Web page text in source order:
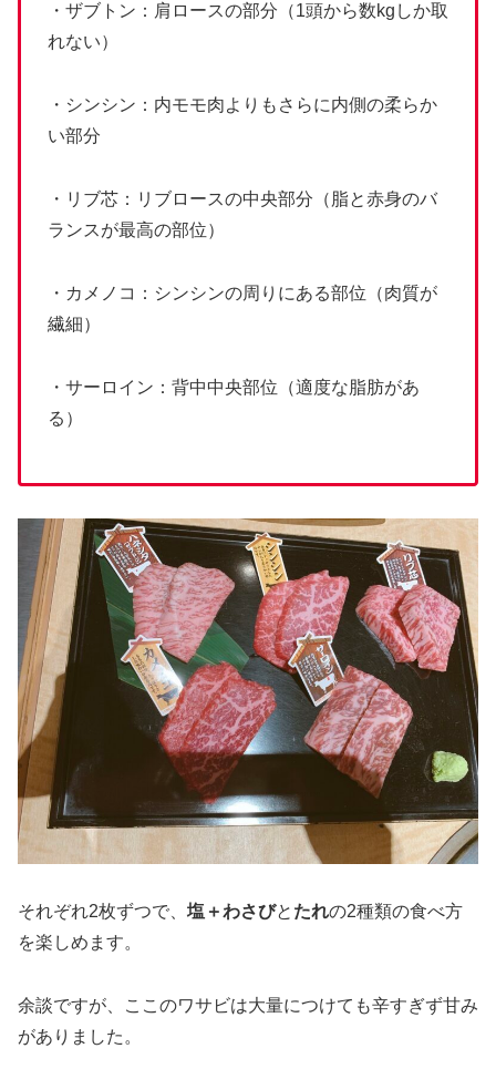
・ザブトン：肩ロースの部分（1頭から数kgしか取
れない）
・シンシン：内モモ肉よりもさらに内側の柔らか
い部分
・リブ芯：リブロースの中央部分（脂と赤身のバ
ランスが最高の部位）
・カメノコ：シンシンの周りにある部位（肉質が
繊細）
・サーロイン：背中中央部位（適度な脂肪があ
る）
それぞれ2枚ずつで、 塩＋わさびと たれの2種類の食べ方
を楽しめます。
余談ですが、ここのワサビは大量につけても辛すぎず甘み
がありました。